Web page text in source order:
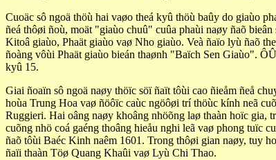
Cuoäc sô ngoä thöù hai vaøo theá kyû thöù baûy do giaùo
ñeá thôøi ñoù, moät "giaùo chuû" cuûa phaùi naøy ñaõ
Kitoâ giaùo, Phaät giaùo vaø Nho giaùo. Veà ñaïo lyù ñaõ
ñoàng vôùi Phaät giaùo bieán thaønh "Baïch Sen Giaùo".
kyû 15.
Giai ñoaïn sô ngoä naøy thöïc söï ñaït tôùi cao ñieåm ñeå
hoùa Trung Hoa vaø ñöôïc caùc ngöôøi trí thöùc kính neã
Ruggieri. Hai oâng naøy khoâng nhöõng laø thaàn hoïc gia,
cuõng nhö coá gaéng thoâng hieåu nghi leã vaø phong tuïc
ñaõ tôùi Baéc Kinh naêm 1601. Trong thôøi gian naøy, tuy
ñaïi thaàn Töø Quang Khaûi vaø Lyù Chi Thao.